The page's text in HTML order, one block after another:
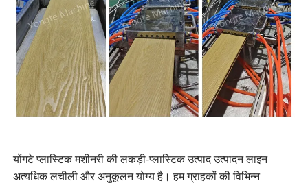
योंगटे प्लास्टिक मशीनरी की लकड़ी-प्लास्टिक उत्पाद उत्पादन लाइन
अत्यधिक लचीली और अनुकूलन योग्य है। हम ग्राहकों की विभिन्न